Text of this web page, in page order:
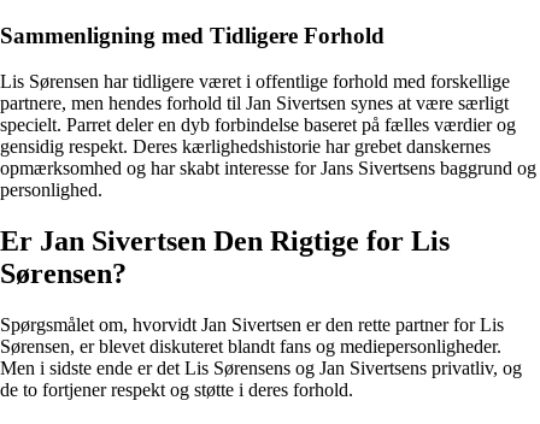
Sammenligning med Tidligere Forhold
Lis Sørensen har tidligere været i offentlige forhold med forskellige
partnere, men hendes forhold til Jan Sivertsen synes at være særligt
specielt. Parret deler en dyb forbindelse baseret på fælles værdier og
gensidig respekt. Deres kærlighedshistorie har grebet danskernes
opmærksomhed og har skabt interesse for Jans Sivertsens baggrund og
personlighed.
Er Jan Sivertsen Den Rigtige for Lis
Sørensen?
Spørgsmålet om, hvorvidt Jan Sivertsen er den rette partner for Lis
Sørensen, er blevet diskuteret blandt fans og mediepersonligheder.
Men i sidste ende er det Lis Sørensens og Jan Sivertsens privatliv, og
de to fortjener respekt og støtte i deres forhold.